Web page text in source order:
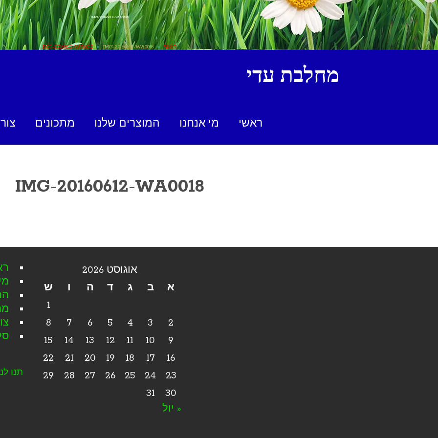
IMG-20160612-WA0018
ראשי »
IMG-20160612-WA0018 » IMG-20160612-WA0018
מחלבת עדי
ראשי מי אנחנו המוצרים שלנו מתכונים
IMG-20160612-WA0018
אוגוסט 2026
א
ב ג ד ה ו
ש
1
2
3
4
5
6
7
8
9
10
11
12
13
14
15
16
17
18
19
20
21
22
23
24
25
26
27
28
29
30
31
« יול
תנו